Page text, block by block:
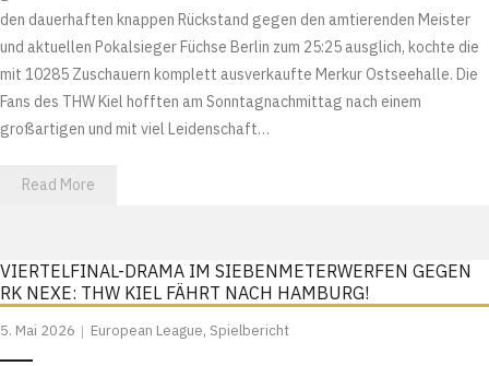
den dauerhaften knappen Rückstand gegen den amtierenden Meister
und aktuellen Pokalsieger Füchse Berlin zum 25:25 ausglich, kochte die
mit 10285 Zuschauern komplett ausverkaufte Merkur Ostseehalle. Die
Fans des THW Kiel hofften am Sonntagnachmittag nach einem
großartigen und mit viel Leidenschaft…
Read More
VIERTELFINAL-DRAMA IM SIEBENMETERWERFEN GEGEN
RK NEXE: THW KIEL FÄHRT NACH HAMBURG!
5. Mai 2026 European League, Spielbericht